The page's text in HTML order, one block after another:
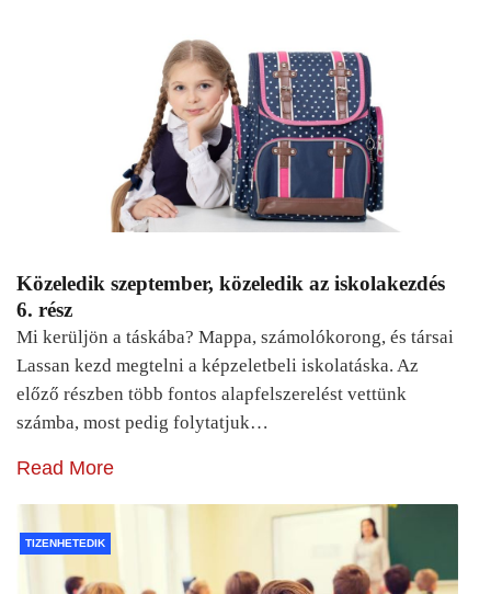
Közeledik szeptember, közeledik az iskolakezdés
6. rész
Mi kerüljön a táskába? Mappa, számolókorong, és társai
Lassan kezd megtelni a képzeletbeli iskolatáska. Az
előző részben több fontos alapfelszerelést vettünk
számba, most pedig folytatjuk…
Read More
TIZENHETEDIK